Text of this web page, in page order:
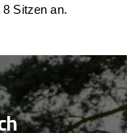
Sitzen an.